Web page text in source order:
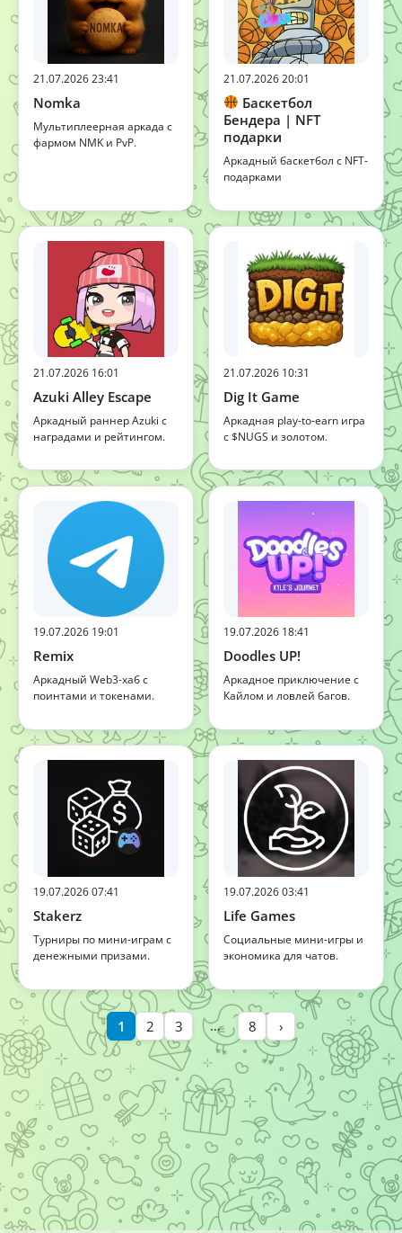
21.07.2026 23:41
Nomka
Мультиплеерная аркада с
фармом NMK и PvP.
21.07.2026 20:01
Баскетбол
Бендера | NFT
подарки
Аркадный баскетбол с NFT-
подарками
21.07.2026 16:01
Azuki Alley Escape
Аркадный раннер Azuki с
наградами и рейтингом.
21.07.2026 10:31
Dig It Game
Аркадная play-to-earn игра
с $NUGS и золотом.
19.07.2026 19:01
Remix
Аркадный Web3-хаб с
поинтами и токенами.
19.07.2026 18:41
Doodles UP!
Аркадное приключение с
Кайлом и ловлей багов.
19.07.2026 07:41
Stakerz
Турниры по мини-играм с
денежными призами.
19.07.2026 03:41
Life Games
Социальные мини-игры и
экономика для чатов.
1 2 3 … 8 ›